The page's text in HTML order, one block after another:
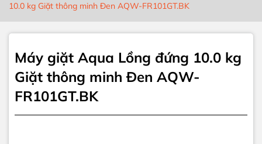
10.0 kg Giặt thông minh Đen AQW-FR101GT.BK
Máy giặt Aqua Lồng đứng 10.0 kg
Giặt thông minh Đen AQW-
FR101GT.BK